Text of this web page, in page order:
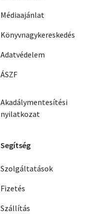
Médiaajánlat
Könyvnagykereskedés
Adatvédelem
ÁSZF
Akadálymentesítési
nyilatkozat
Segítség
Szolgáltatások
Fizetés
Szállítás